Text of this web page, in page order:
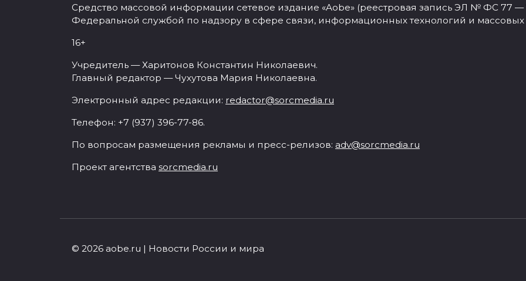
Средство массовой информации сетевое издание «Aobe» (реестровая запись ЭЛ № ФС 77 —
Федеральной службой по надзору в сфере связи, информационных технологий и
16+
Учредитель — Харитонов Константин Николаевич.
Главный редактор — Чухутова Мария Николаевна.
Электронный адрес редакции: redactor@sorcmedia.ru
Телефон: +7 (937) 396-77-86.
По вопросам размещения рекламы и пресс-релизов: adv@sorcmedia.ru
Проект агентства sorcmedia.ru
© 2026 aobe.ru | Новости России и мира